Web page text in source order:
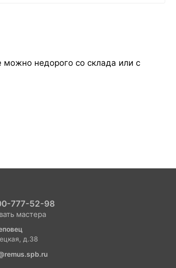
можно недорого со склада или с
777-52-98
мастера
д.38